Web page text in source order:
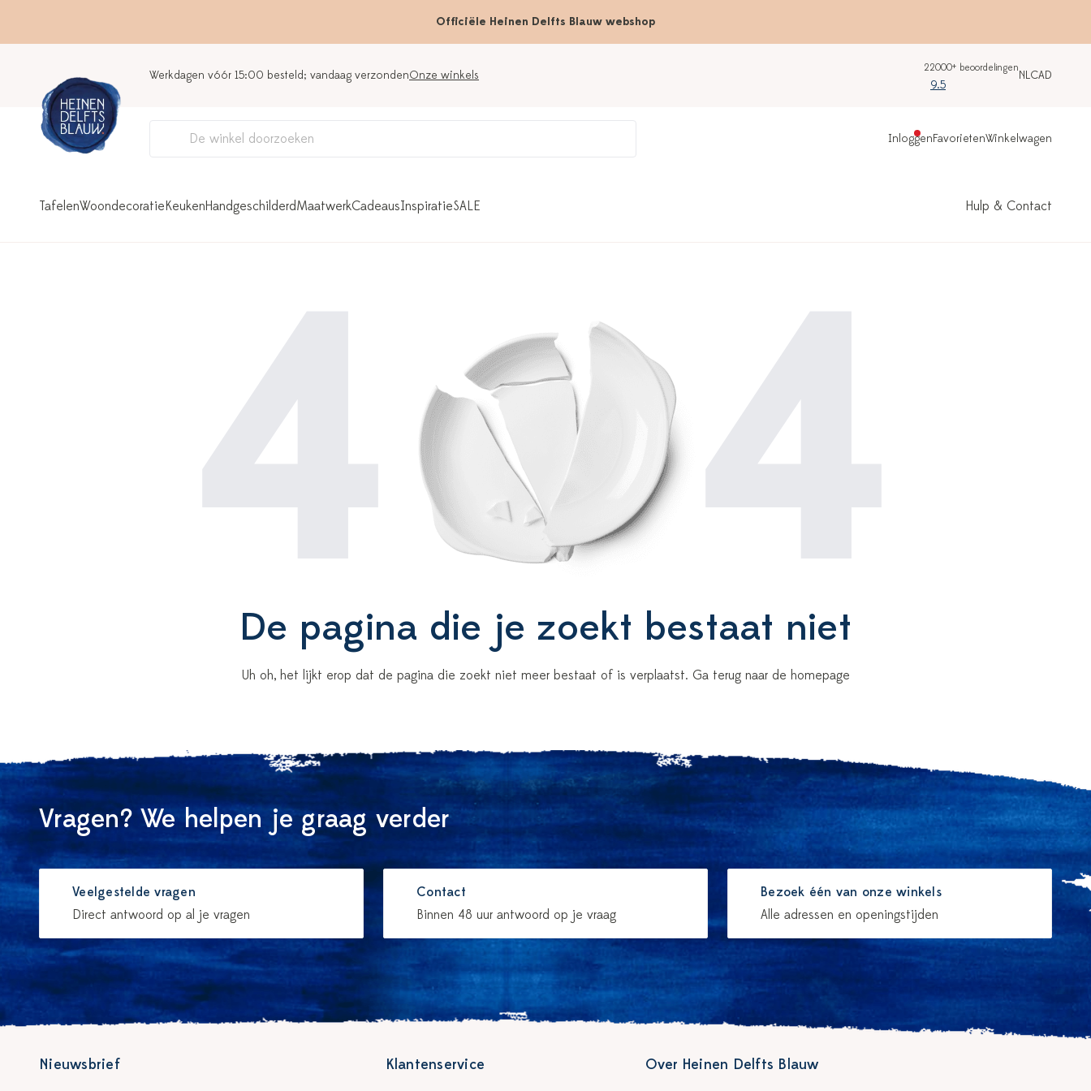
Officiële Heinen Delfts Blauw webshop
Werkdagen vóór 15:00 besteld; vandaag verzondenOnze winkels
22000+ beoordelingen
9.5
NLCAD
InloggenFavorietenWinkelwagen
TafelenWoondecoratieKeukenHandgeschilderdMaatwerkCadeausInspiratieSALE Hulp & Contact
De pagina die je zoekt bestaat niet
Uh oh, het lijkt erop dat de pagina die zoekt niet meer bestaat of is verplaatst. Ga terug naar de homepage
Vragen? We helpen je graag verder
Veelgestelde vragen
Direct antwoord op al je vragen
Contact
Binnen 48 uur antwoord op je vraag
Bezoek één van onze winkels
Alle adressen en openingstijden
Nieuwsbrief Klantenservice Over Heinen Delfts Blauw